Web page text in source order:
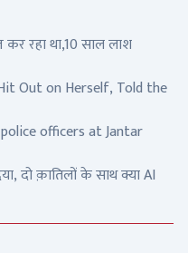
रहा था,10 साल लाश
Out on Herself, Told the
officers at Jantar
दो क़ातिलों के साथ क्या AI